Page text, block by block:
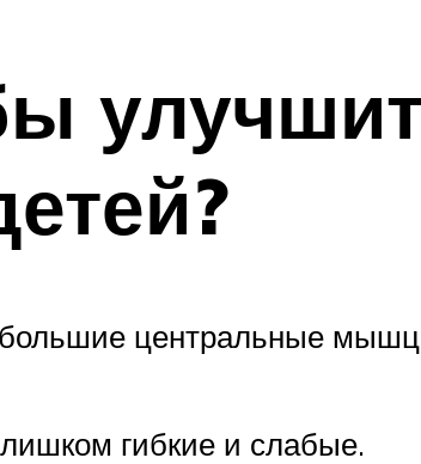
большие центральные
гибкие и слабые.